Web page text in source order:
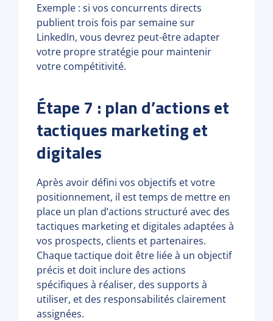
Exemple : si vos concurrents directs
publient trois fois par semaine sur
LinkedIn, vous devrez peut-être adapter
votre propre stratégie pour maintenir
votre compétitivité.
Étape 7 : plan d’actions et
tactiques marketing et
digitales
Après avoir défini vos objectifs et votre
positionnement, il est temps de mettre en
place un plan d’actions structuré avec des
tactiques marketing et digitales adaptées à
vos prospects, clients et partenaires.
Chaque tactique doit être liée à un objectif
précis et doit inclure des actions
spécifiques à réaliser, des supports à
utiliser, et des responsabilités clairement
assignées.